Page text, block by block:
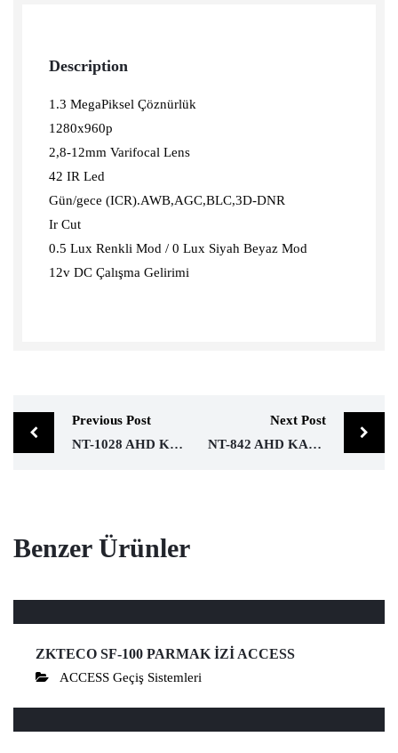
Description
1.3 MegaPiksel Çöznürlük
1280x960p
2,8-12mm Varifocal Lens
42 IR Led
Gün/gece (ICR).AWB,AGC,BLC,3D-DNR
Ir Cut
0.5 Lux Renkli Mod / 0 Lux Siyah Beyaz Mod
12v DC Çalışma Gelirimi
Previous Post
NT-1028 AHD KAMERA
Next Post
NT-842 AHD KAMERA
Benzer Ürünler
ZKTECO SF-100 PARMAK İZİ ACCESS
ACCESS Geçiş Sistemleri